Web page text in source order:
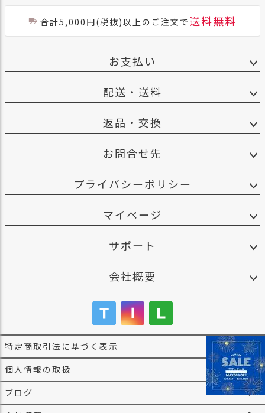
合計5,000円(税抜)以上のご注文で 送料無料
お支払い
配送・送料
返品・交換
お問合せ先
プライバシーポリシー
マイページ
サポート
会社概要
特定商取引法に基づく表示
個人情報の取扱
ブログ